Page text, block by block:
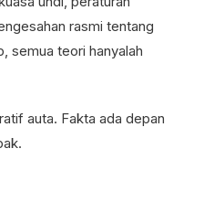
rasmi tentang
semua teori hanyalah
auta. Fakta ada depan